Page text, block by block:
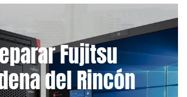
Fujitsu
del Rincón